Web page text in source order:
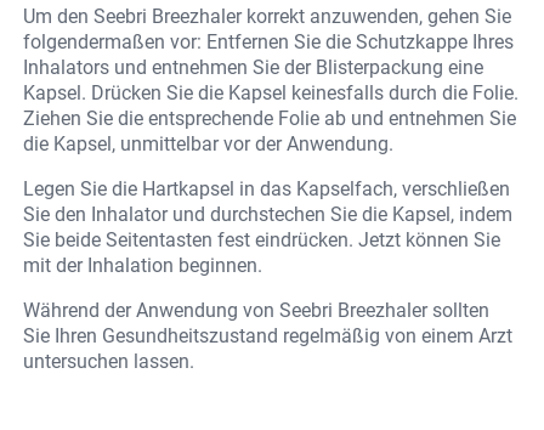
Um den Seebri Breezhaler korrekt anzuwenden, gehen Sie
folgendermaßen vor: Entfernen Sie die Schutzkappe Ihres
Inhalators und entnehmen Sie der Blisterpackung eine
Kapsel. Drücken Sie die Kapsel keinesfalls durch die Folie.
Ziehen Sie die entsprechende Folie ab und entnehmen Sie
die Kapsel, unmittelbar vor der Anwendung.
Legen Sie die Hartkapsel in das Kapselfach, verschließen
Sie den Inhalator und durchstechen Sie die Kapsel, indem
Sie beide Seitentasten fest eindrücken. Jetzt können Sie
mit der Inhalation beginnen.
Während der Anwendung von Seebri Breezhaler sollten
Sie Ihren Gesundheitszustand regelmäßig von einem Arzt
untersuchen lassen.